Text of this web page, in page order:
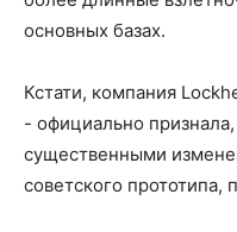
основных базах.
Кстати, компания
- официально
существенными
советского прототипа,